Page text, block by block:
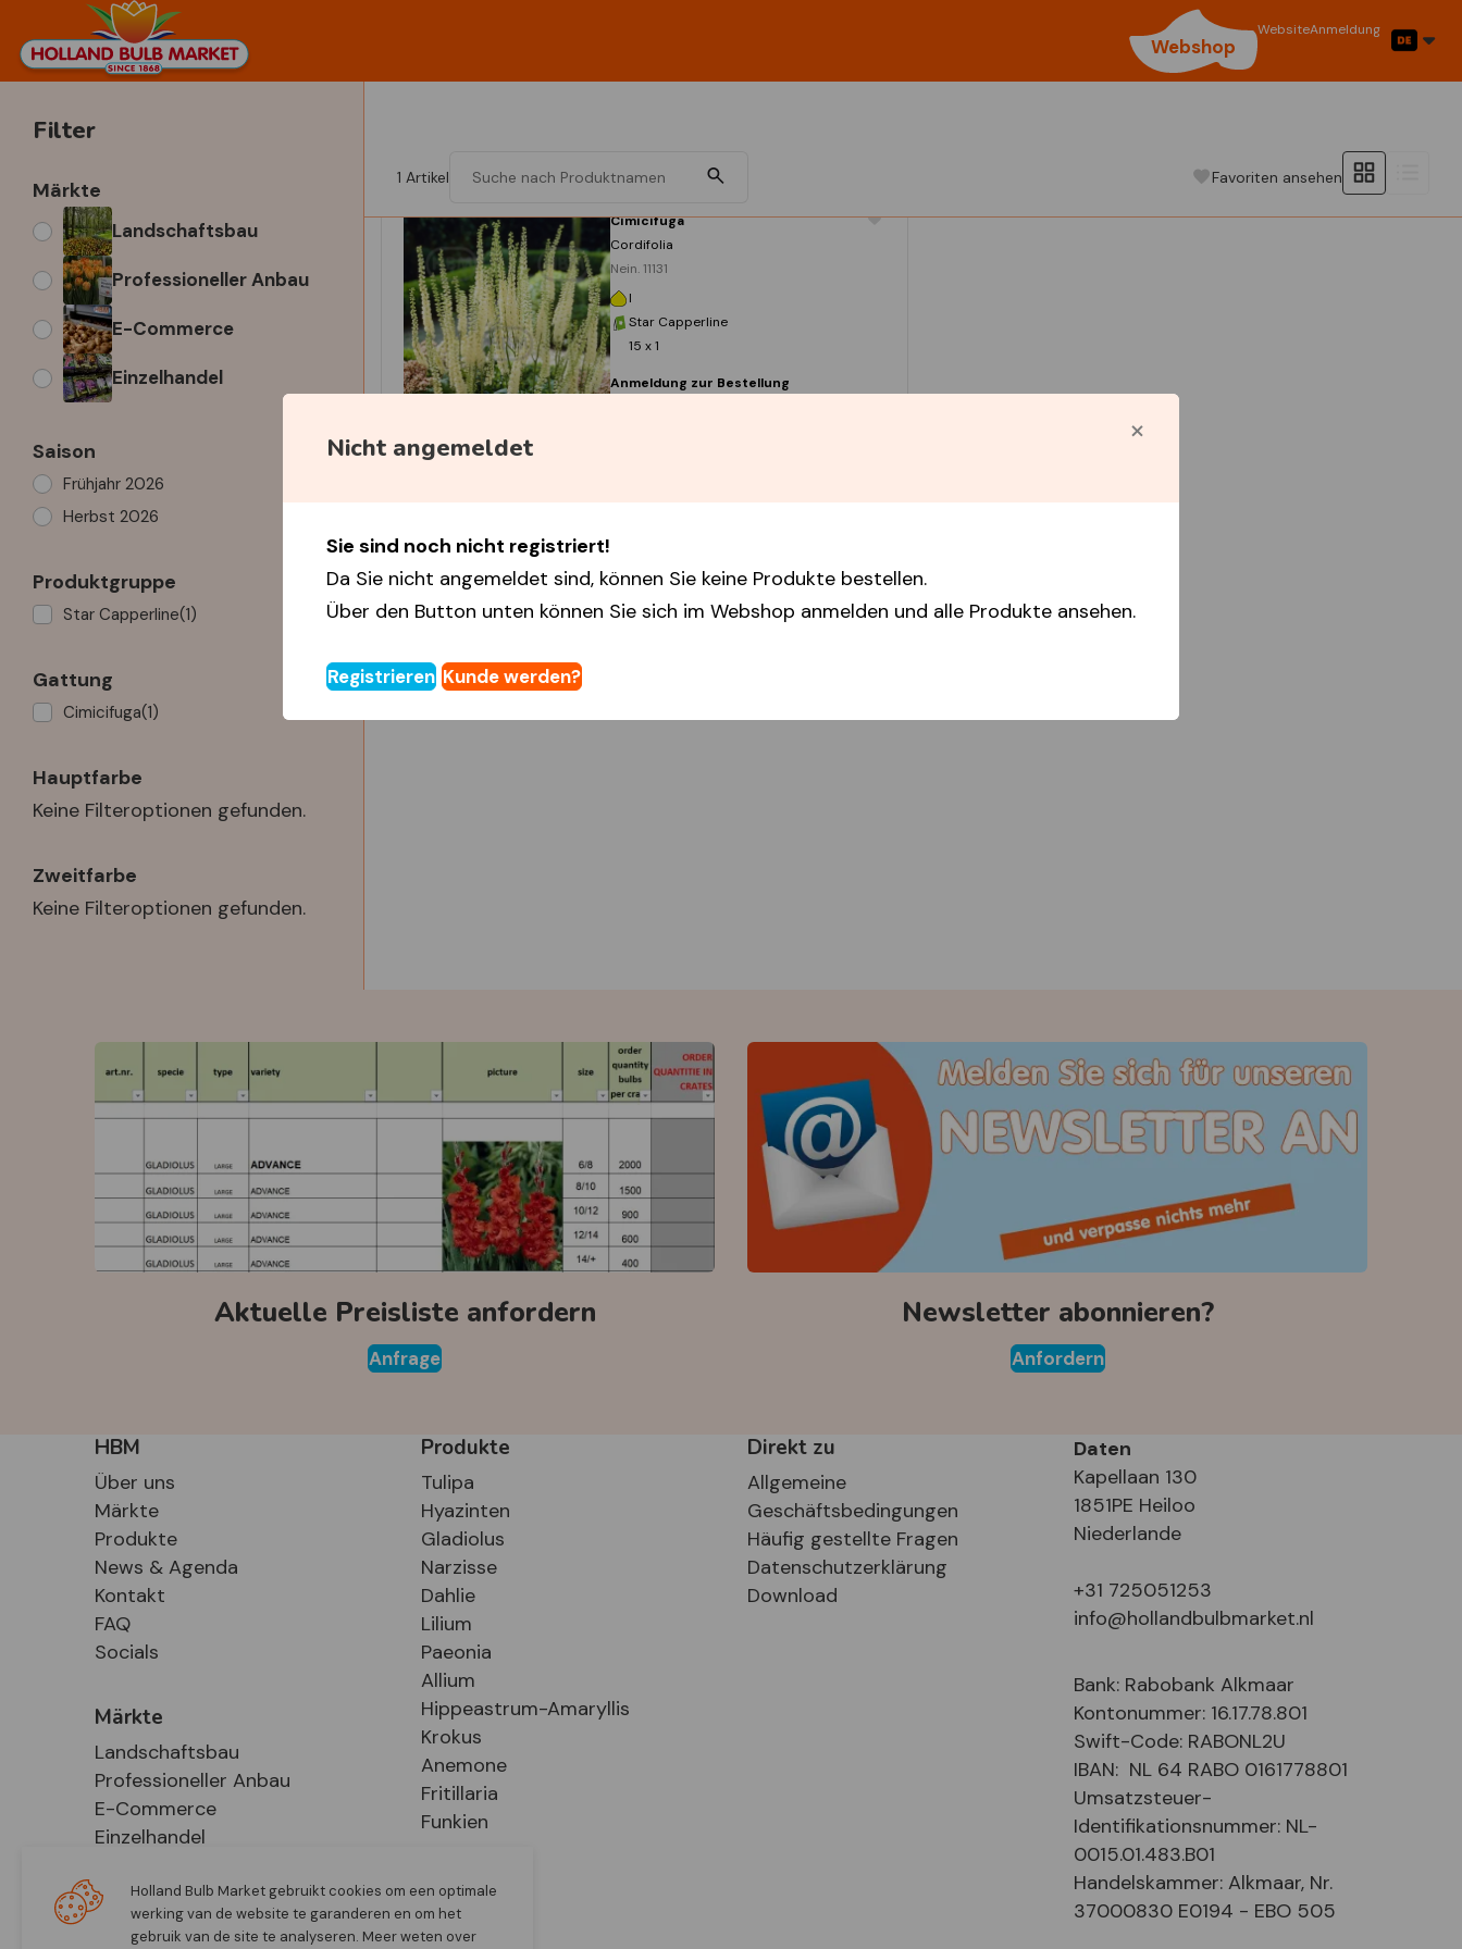
Webshop
WebsiteAnmeldung
Nicht angemeldet
Sie sind noch nicht registriert!
Da Sie nicht angemeldet sind, können Sie keine Produkte bestellen.
Über den Button unten können Sie sich im Webshop anmelden und alle Produkte ansehen.
Registrieren Kunde werden?
Filter
Märkte
Landschaftsbau
Professioneller Anbau
E-Commerce
Einzelhandel
Saison
Frühjahr 2026
Herbst 2026
Produktgruppe
Star Capperline(1)
Gattung
Cimicifuga(1)
Hauptfarbe
Keine Filteroptionen gefunden.
Zweitfarbe
Keine Filteroptionen gefunden.
1 Artikel Favoriten ansehen
Cimicifuga
Cordifolia
Nein. 11131
I
Star Capperline
15 x 1
Anmeldung zur Bestellung
Aktuelle Preisliste anfordern
Anfrage
Newsletter abonnieren?
Anfordern
HBM
Über uns
Märkte
Produkte
News & Agenda
Kontakt
FAQ
Socials
Märkte
Landschaftsbau
Professioneller Anbau
E-Commerce
Einzelhandel
Produkte
Tulipa
Hyazinten
Gladiolus
Narzisse
Dahlie
Lilium
Paeonia
Allium
Hippeastrum-Amaryllis
Krokus
Anemone
Fritillaria
Funkien
Direkt zu
Allgemeine
Geschäftsbedingungen
Häufig gestellte Fragen
Datenschutzerklärung
Download
Daten
Kapellaan 130
1851PE Heiloo
Niederlande
+31 725051253
info@hollandbulbmarket.nl
Bank: Rabobank Alkmaar
Kontonummer: 16.17.78.801
Swift-Code: RABONL2U
IBAN: NL 64 RABO 0161778801
Umsatzsteuer-
Identifikationsnummer: NL-
0015.01.483.B01
Handelskammer: Alkmaar, Nr.
37000830 E0194 - EBO 505
Holland Bulb Market gebruikt cookies om een optimale
werking van de website te garanderen en om het
gebruik van de site te analyseren. Meer weten over